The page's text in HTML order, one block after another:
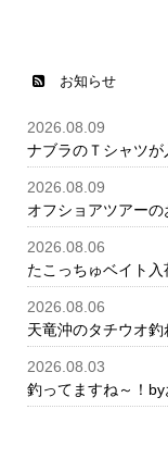
お知らせ
2026.08.09
ナブラのＴシャツが
2026.08.09
オフショアツアー
2026.08.06
たこっちゅベイト入
2026.08.06
天竜沖のタチウオ
2026.08.03
釣ってますね～！by